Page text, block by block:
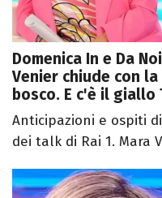
Domenica In e Da
Venier chiude con
bosco. E c'è il giallo
Anticipazioni e ospiti
dei talk di Rai 1. Mara